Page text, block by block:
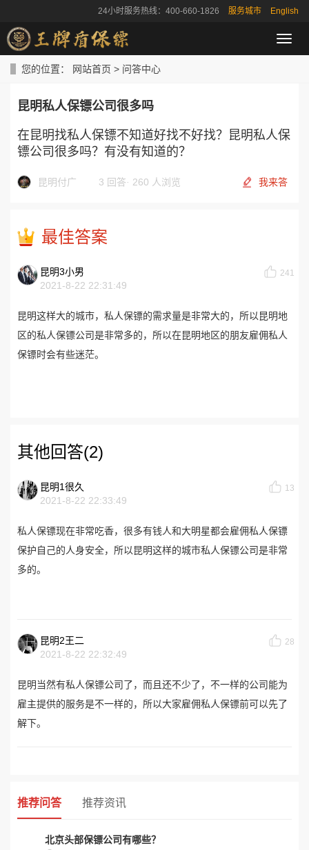
24小时服务热线：400-660-1826 服务城市 English
导
航
您的位置： 网站首页 > 问答中心
昆明私人保镖公司很多吗
在昆明找私人保镖不知道好找不好找？昆明私人保
镖公司很多吗？有没有知道的？
昆明付广 3 回答· 260 人浏览 我来答
最佳答案
昆明3小男
2021-8-22 22:31:49
241
昆明这样大的城市，私人保镖的需求量是非常大的，所以昆明地
区的私人保镖公司是非常多的，所以在昆明地区的朋友雇佣私人
保镖时会有些迷茫。
其他回答(2)
昆明1很久
2021-8-22 22:33:49
13
私人保镖现在非常吃香，很多有钱人和大明星都会雇佣私人保镖
保护自己的人身安全，所以昆明这样的城市私人保镖公司是非常
多的。
昆明2王二
2021-8-22 22:32:49
28
昆明当然有私人保镖公司了，而且还不少了，不一样的公司能为
雇主提供的服务是不一样的，所以大家雇佣私人保镖前可以先了
解下。
推荐问答 推荐资讯
北京头部保镖公司有哪些？